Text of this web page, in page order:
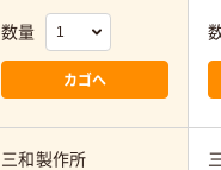
数量
カゴへ
三和製作所